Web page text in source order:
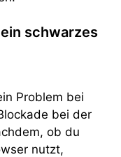
schwarzes
Problem bei
bei der
ob du
nutzt,